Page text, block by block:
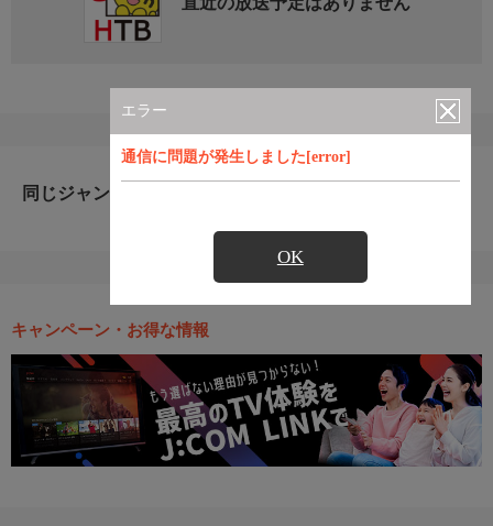
エラー
通信に問題が発生しました[error]
OK
同じジャンルのおすすめ番組
キャンペーン・お得な情報